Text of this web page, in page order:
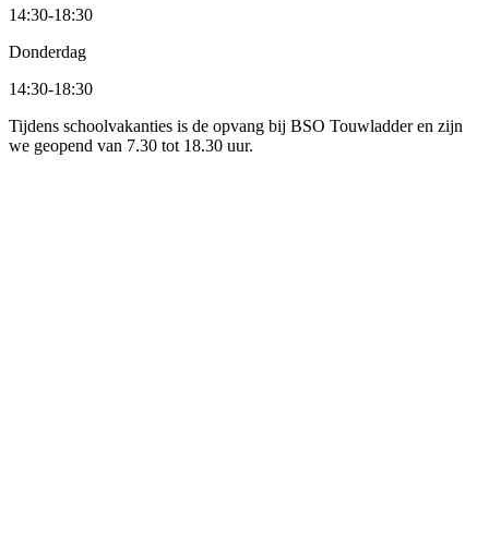
14:30-18:30
Donderdag
14:30-18:30
Tijdens schoolvakanties is de opvang bij BSO Touwladder en zijn
we geopend van 7.30 tot 18.30 uur.